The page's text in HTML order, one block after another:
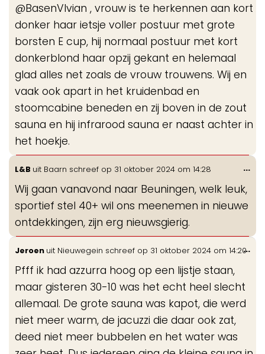
@BasenVIvian , vrouw is te herkennen aan kort
donker haar ietsje voller postuur met grote
borsten E cup, hij normaal postuur met kort
donkerblond haar opzij gekant en helemaal
glad alles net zoals de vrouw trouwens. Wij en
vaak ook apart in het kruidenbad en
stoomcabine beneden en zij boven in de zout
sauna en hij infrarood sauna er naast achter in
het hoekje.
L&B uit Baarn schreef op 31 oktober 2024 om 14:28
Wij gaan vanavond naar Beuningen, welk leuk,
sportief stel 40+ wil ons meenemen in nieuwe
ontdekkingen, zijn erg nieuwsgierig.
...
Jeroen uit Nieuwegein schreef op 31 oktober 2024 om 14:20
Pfff ik had azzurra hoog op een lijstje staan,
maar gisteren 30-10 was het echt heel slecht
allemaal. De grote sauna was kapot, die werd
niet meer warm, de jacuzzi die daar ook zat,
deed niet meer bubbelen en het water was
...